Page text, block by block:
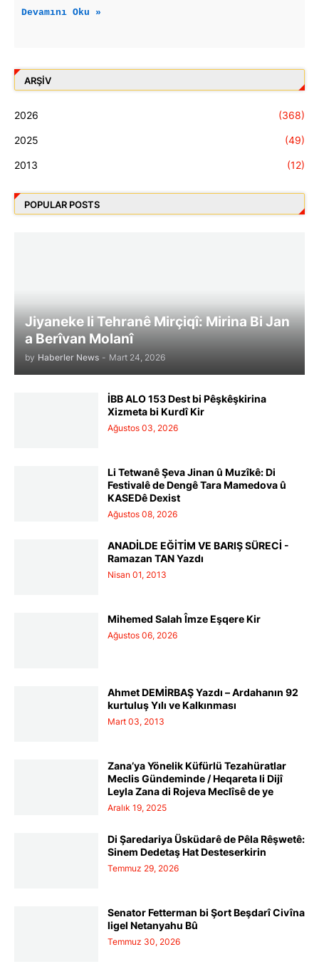
Devamını Oku »
ARŞIV
2026 (368)
2025 (49)
2013 (12)
POPULAR POSTS
Jiyaneke li Tehranê Mirçiqî: Mirina Bi Jan
a Berîvan Molanî
by Haberler News - Mart 24, 2026
İBB ALO 153 Dest bi Pêşkêşkirina
Xizmeta bi Kurdî Kir
Ağustos 03, 2026
Li Tetwanê Şeva Jinan û Muzîkê: Di
Festivalê de Dengê Tara Mamedova û
KASEDê Dexist
Ağustos 08, 2026
ANADİLDE EĞİTİM VE BARIŞ SÜRECİ -
Ramazan TAN Yazdı
Nisan 01, 2013
Mihemed Salah Îmze Eşqere Kir
Ağustos 06, 2026
Ahmet DEMİRBAŞ Yazdı – Ardahanın 92
kurtuluş Yılı ve Kalkınması
Mart 03, 2013
Zana’ya Yönelik Küfürlü Tezahüratlar
Meclis Gündeminde / Heqareta li Dijî
Leyla Zana di Rojeva Meclîsê de ye
Aralık 19, 2025
Di Şaredariya Üsküdarê de Pêla Rêşwetê:
Sinem Dedetaş Hat Desteserkirin
Temmuz 29, 2026
Senator Fetterman bi Şort Beşdarî Civîna
ligel Netanyahu Bû
Temmuz 30, 2026